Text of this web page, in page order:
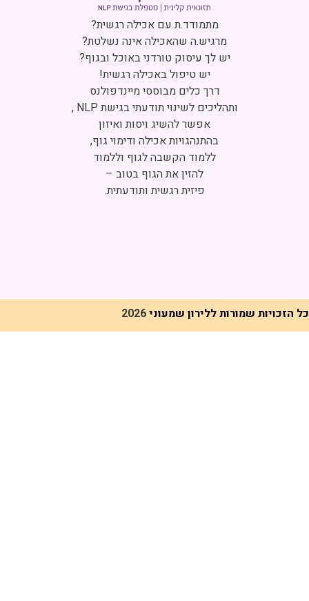
Click to accept marketing cookies and
enable this content